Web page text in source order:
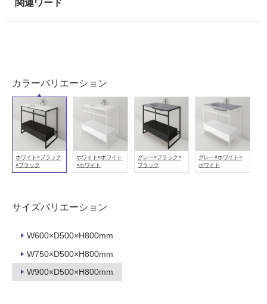
カラーバリエーション
ホワイト×ブラック
×ブラック
ホワイト×ホワイト
×ホワイト
グレー×ブラック×
ブラック
グレー×ホワイト×
ホワイト
サイズバリエーション
W600×D500×H800mm
W750×D500×H800mm
W900×D500×H800mm